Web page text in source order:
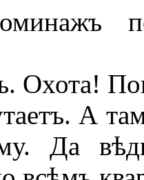
Охота!
А
Да